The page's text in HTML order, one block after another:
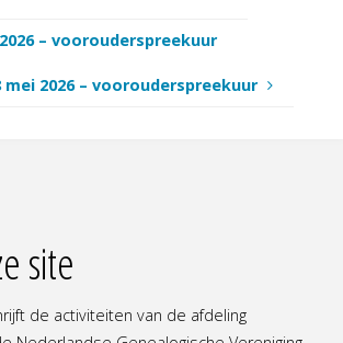
– voorouderspreekuur
mei 2026 – voorouderspreekuur
site
de activiteiten van de afdeling